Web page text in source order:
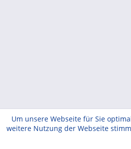
Um unsere Webseite für Sie
weitere Nutzung der Webseite